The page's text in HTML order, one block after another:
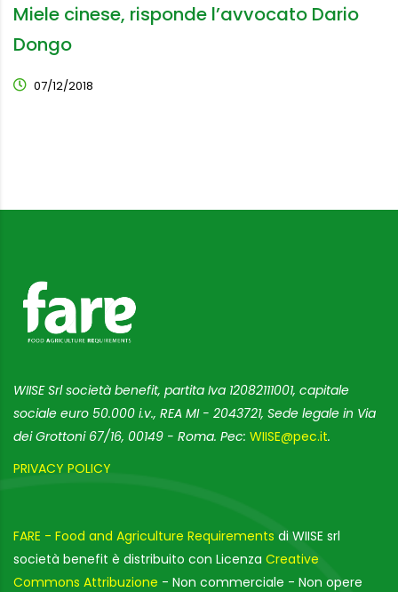
Miele cinese, risponde l’avvocato Dario
Dongo
07/12/2018
WIISE Srl società benefit, partita Iva 12082111001, capitale
sociale euro 50.000 i.v., REA MI - 2043721, Sede legale in Via
dei Grottoni 67/16, 00149 - Roma. Pec: WIISE@pec.it.
PRIVACY POLICY
FARE - Food and Agriculture Requirements di WIISE srl
società benefit è distribuito con Licenza Creative
Commons Attribuzione - Non commerciale - Non opere